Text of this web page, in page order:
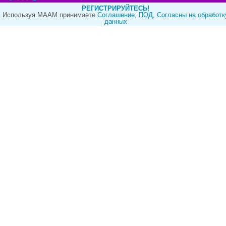
РЕГИСТРИРУЙТЕСЬ!
Используя МААМ принимаете Cоглашение, ПОД, Согласны на
данных